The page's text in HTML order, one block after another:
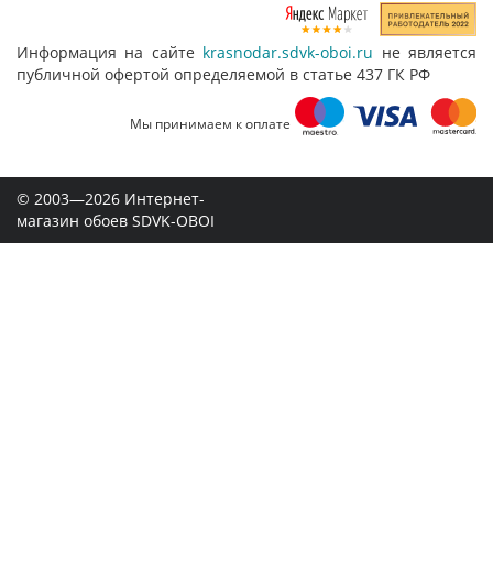
Информация на сайте krasnodar.sdvk-oboi.ru не является
публичной офертой определяемой в статье 437 ГК РФ
Мы принимаем к оплате
© 2003—2026 Интернет-
магазин обоев SDVK-OBOI